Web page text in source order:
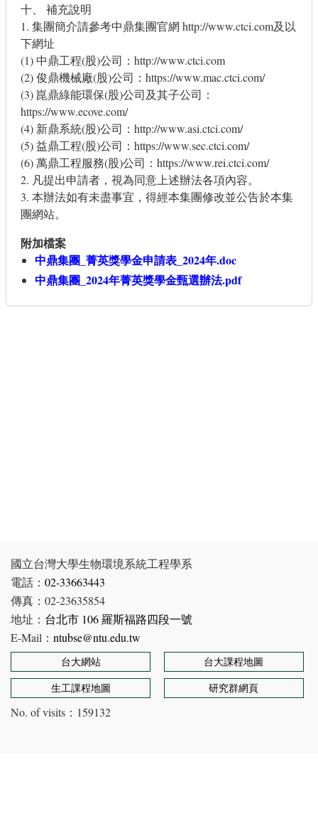
十、 補充說明
1. 集團簡介請參考中鼎集團官網 http://www.ctci.com及以
下網址
(1) 中鼎工程(股)公司： http://www.ctci.com
(2) 俊鼎機械廠(股)公司： https://www.mac.ctci.com/
(3) 崑鼎綠能環保(股)公司及其子公司：
https://www.ecove.com/
(4) 新鼎系統(股)公司： http://www.asi.ctci.com/
(5) 益鼎工程(股)公司： https://www.sec.ctci.com/
(6) 萬鼎工程服務(股)公司： https://www.rei.ctci.com/
2. 凡提出申請者，視為同意上述辦法各項內容。
3. 本辦法如有未盡事宜，得經本集團修改並公告於本集
團網站。
附加檔案
中鼎集團_菁英獎學金申請表_2024年.doc
中鼎集團_2024年菁英獎學金甄選辦法.pdf
國立台灣大學生物環境系統工程學系
電話： 02-33663443
傳真：02-23635854
地址： 台北市 106 羅斯福路四段一號
E-Mail： ntubse@ntu.edu.tw
台大網站
台大課程地圖
生工課程地圖
研究群網頁
No. of visits： 159132